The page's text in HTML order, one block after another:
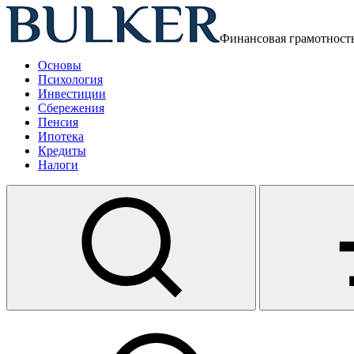
Финансовая
Основы
Психология
Инвестиции
Сбережения
Пенсия
Ипотека
Кредиты
Налоги